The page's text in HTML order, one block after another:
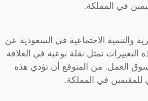
في المملكة.
والتنمية الاجتماعية في السعودية عن
تمثل نقلة نوعية في العلاقة
العمل. من المتوقع أن تؤدي هذه
للمقيمين في المملكة.